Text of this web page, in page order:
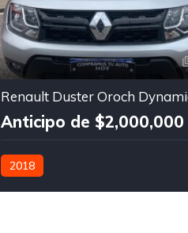
Anticipo de $2,000,000
2018